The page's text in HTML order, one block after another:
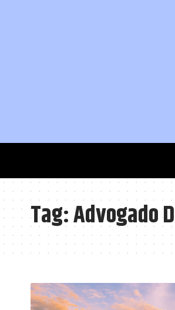
Tag:Advogado